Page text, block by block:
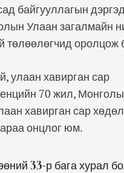
байгууллагын
Улаан загалмайн
төлөөлөгчид оролцож
улаан хавирган сар
70 жил,
хавирган сар
онцлог юм.
33-р бага хурал